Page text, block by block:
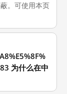
。可使用本页
为什么在中